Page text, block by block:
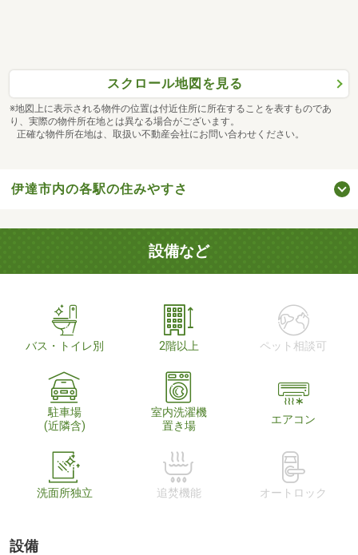
スクロール地図を見る
※地図上に表示される物件の位置は付近住所に所在することを表すものであ
り、実際の物件所在地とは異なる場合がございます。
正確な物件所在地は、取扱い不動産会社にお問い合わせください。
伊達市内の各駅の住みやすさ
設備など
バス・トイレ別 2階以上 ペット相談可
駐車場
(近隣含)
室内洗濯機
置き場
エアコン
洗面所独立 追焚機能 オートロック
設備